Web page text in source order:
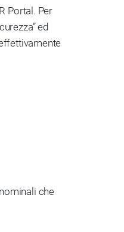
Portal. Per
ed
che